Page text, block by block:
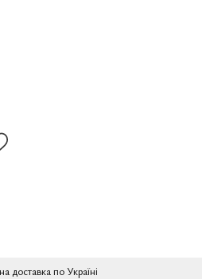
доставка по Україні